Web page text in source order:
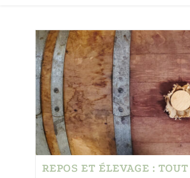
REPOS ET ÉLEVAGE :